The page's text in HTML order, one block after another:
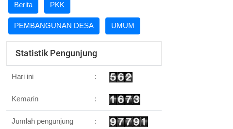
Berita PKK
PEMBANGUNAN DESA UMUM
Statistik Pengunjung
Hari ini :
Kemarin :
Jumlah pengunjung :